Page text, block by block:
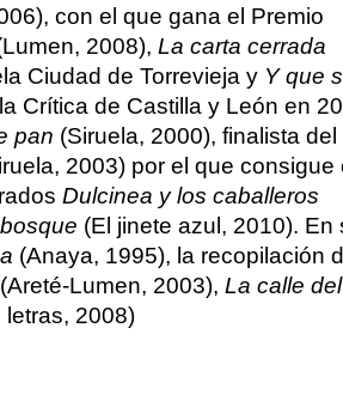
con el que gana el Premio
2008), La carta cerrada
Ciudad de Torrevieja y Y que
Crítica de Castilla y León en
pan (Siruela, 2000), finalista del
2003) por el que consigue
Dulcinea y los caballeros
(El jinete azul, 2010). En
(Anaya, 1995), la recopilación
(Areté-Lumen, 2003), La calle del
letras, 2008)